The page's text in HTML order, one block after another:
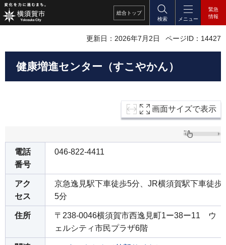
総合 トップ
検索
メニュー
緊急
情報
更新日：2026年7月2日 ページID：14427
健康増進センター（すこやかん）
画面サイズで表示
電話
番号
046-822-4411
アク
セス
京急逸見駅下車徒歩5分、JR横須賀駅下車徒歩
5分
住所
〒238-0046横須賀市西逸見町1ー38ー11 ウ
ェルシティ市民プラザ6階